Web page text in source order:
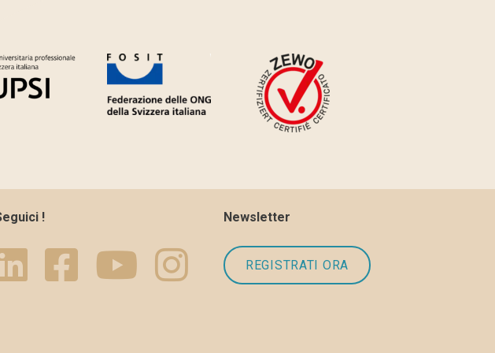
! Newsletter